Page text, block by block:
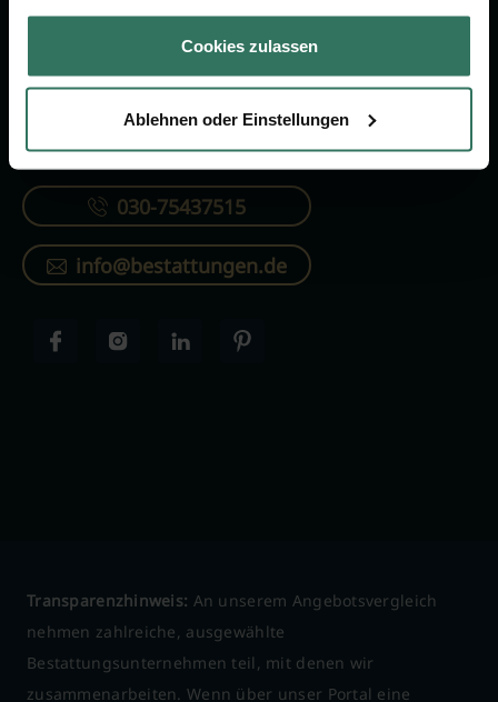
gesammelt haben.
Cookies zulassen
Ablehnen oder Einstellungen
Ratgeber
Kostenlos registrieren
KONTAKTIEREN SIE UNS
030-75437515
info@bestattungen.de
Transparenzhinweis: An unserem Angebotsvergleich
nehmen zahlreiche, ausgewählte
Bestattungsunternehmen teil, mit denen wir
zusammenarbeiten. Wenn über unser Portal eine